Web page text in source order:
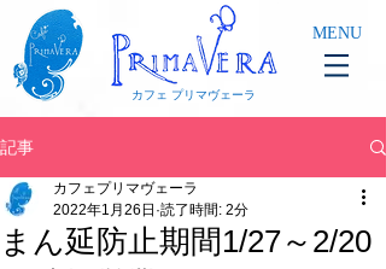
カフェ プリマヴェーラ
MENU
記事
まん延防止期間1/27～2/20
カフェプリマヴェーラ
2022年1月26日 読了時間: 2分